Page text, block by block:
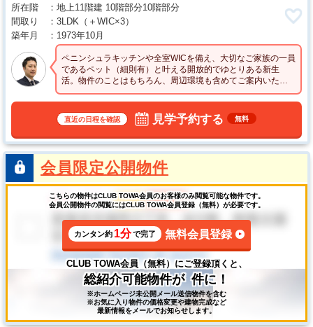
所在階
地上11階建 10階部分10階部分
間取り
3LDK （＋WIC×3）
築年月
1973年10月
ペニンシュラキッチンや全室WICを備え、大切なご家族の一員
であるペット（細則有）と叶える開放的でゆとりある新生
活。物件のことはもちろん、周辺環境も含めてご案内いたし
ます！お気軽にお問い合わせください☆
直近の日程を確認 見学予約する 無料
会員限定公開物件
こちらの物件はCLUB TOWA会員のお客様のみ閲覧可能な物件です。
会員公開物件の閲覧にはCLUB TOWA会員登録（無料）が必要です。
カンタン約 1分で完了 無料会員登録
CLUB TOWA会員（無料）にご登録頂くと、
総紹介可能物件が 件に！
※ホームページ未公開メール送信物件を含む
※お気に入り物件の価格変更や建物完成など
最新情報をメールでお知らせします。